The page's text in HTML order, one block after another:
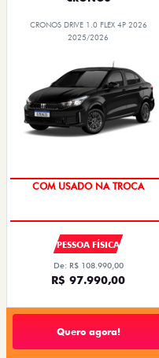
CRONOS DRIVE 1.0 FLEX 4P 2026
2025/2026
COM USADO NA TROCA
PESSOA FÍSICA
De: R$ 108.990,00
R$ 97.990,00
Quero agora!